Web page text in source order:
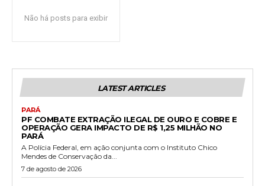
Não há posts para exibir
LATEST ARTICLES
PARÁ
PF COMBATE EXTRAÇÃO ILEGAL DE OURO E COBRE E
OPERAÇÃO GERA IMPACTO DE R$ 1,25 MILHÃO NO
PARÁ
A Polícia Federal, em ação conjunta com o Instituto Chico
Mendes de Conservação da...
7 de agosto de 2026